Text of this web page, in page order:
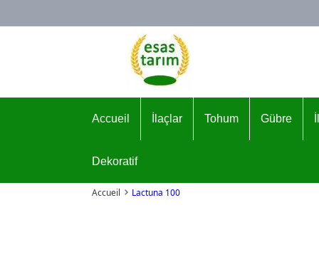
Logo
Accueil İlaçlar Tohum Gübre
Dekoratif
Accueil Lactuna 100